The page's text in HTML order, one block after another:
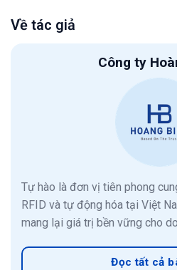
Về tác giả
Công ty
Tự hào là đơn vị tiên phong
RFID và tự động hóa tại Việt
mang lại giá trị bền vững cho
Đọc tất cả